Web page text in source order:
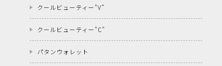
クールビューティー"V"
クールビューティー"C"
パタンウォレット